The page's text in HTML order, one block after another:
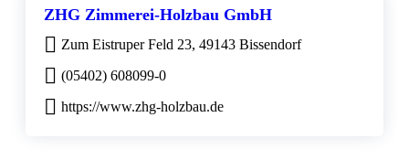
ZHG Zimmerei-Holzbau GmbH
Zum Eistruper Feld 23, 49143 Bissendorf
(05402) 608099-0
https://www.zhg-holzbau.de